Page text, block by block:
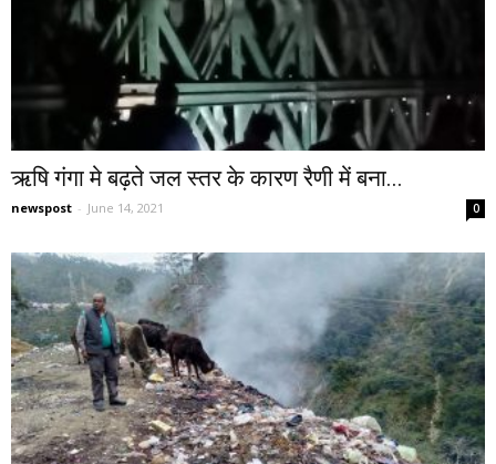
ऋषि गंगा मे बढ़ते जल स्तर के कारण रैणी में बना...
newspost - June 14, 2021 0